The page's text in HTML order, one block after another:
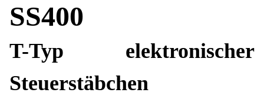
SS400
T-Typ elektronischer
Steuerstäbchen